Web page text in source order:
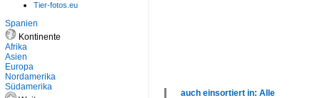
auch einsortiert in: Alle
Tier-fotos.eu
Spanien
Kontinente
Afrika
Asien
Europa
Nordamerika
Südamerika